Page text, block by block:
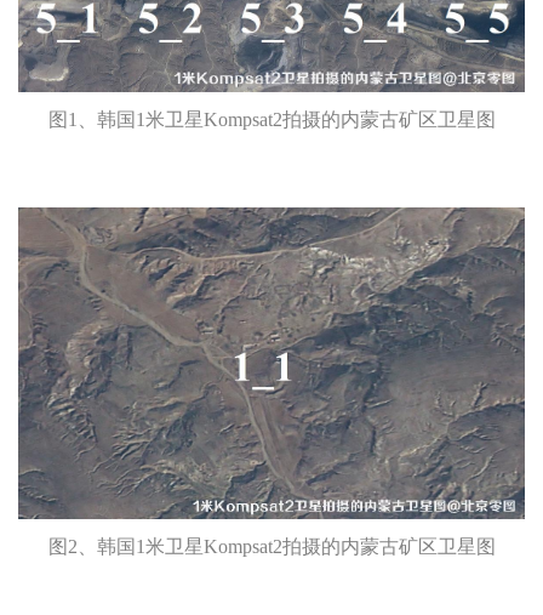
图1、韩国1米卫星Kompsat2拍摄的内蒙古矿区卫星图
图2、韩国1米卫星Kompsat2拍摄的内蒙古矿区卫星图